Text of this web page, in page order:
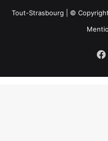
Tout-Strasbourg | ©